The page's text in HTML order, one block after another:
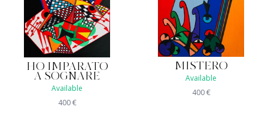
HO IMPARATO
A SOGNARE
Available
400€
MISTERO
Available
400€